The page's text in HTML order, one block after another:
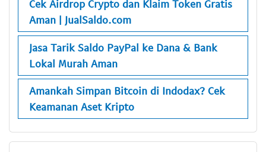
Cek Airdrop Crypto dan Klaim Token Gratis
Aman | JualSaldo.com
Jasa Tarik Saldo PayPal ke Dana & Bank
Lokal Murah Aman
Amankah Simpan Bitcoin di Indodax? Cek
Keamanan Aset Kripto